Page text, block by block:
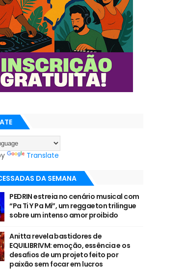
Translate
DA SEMANA
PEDRIN estreia no cenário musical com
“Pa Ti Y Pa Mí”, um reggaeton trilingue
sobre um intenso amor proibido
Anitta revela bastidores de
EQUILIBRIVM: emoção, essência e os
desafios de um projeto feito por
paixão sem focar em lucros